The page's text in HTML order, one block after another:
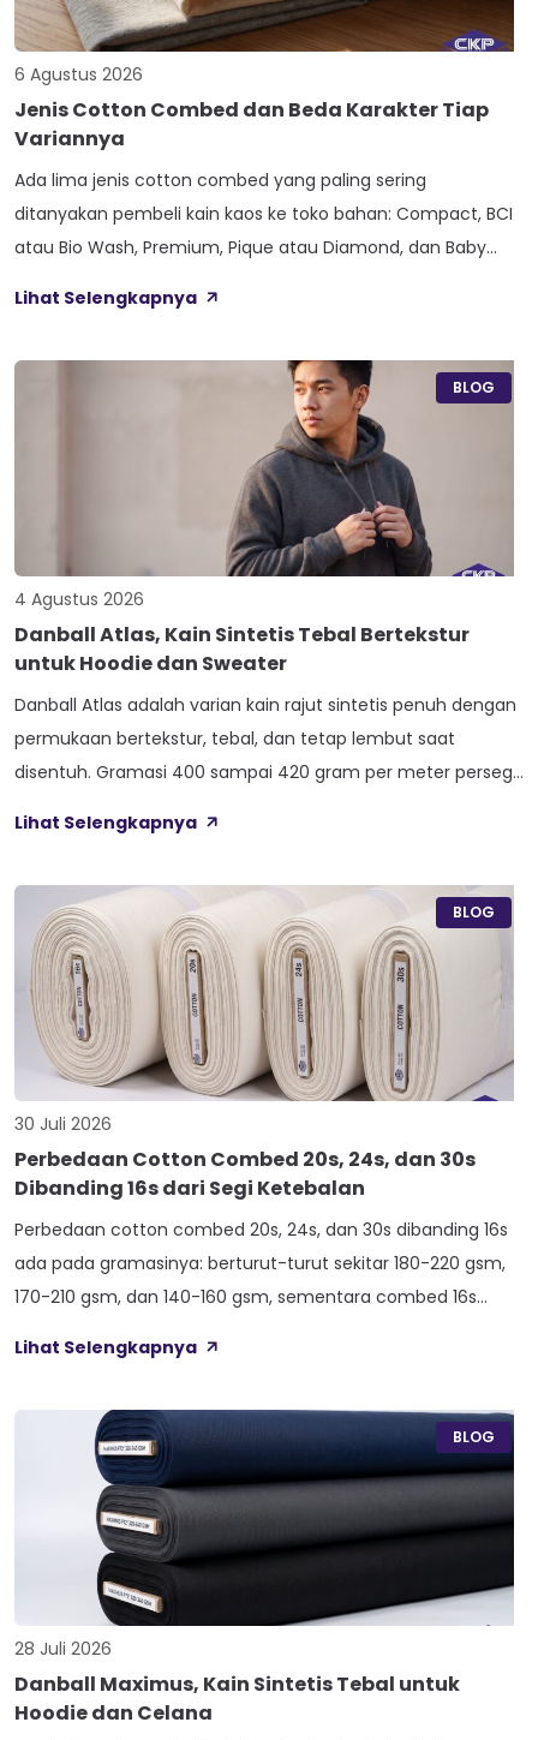
6 Agustus 2026
Jenis Cotton Combed dan Beda Karakter Tiap
Variannya
Ada lima jenis cotton combed yang paling sering
ditanyakan pembeli kain kaos ke toko bahan: Compact, BCI
atau Bio Wash, Premium, Pique atau Diamond, dan Baby
benang atau jenis rajutan, bukan dari angka ketebalan
Lihat Selengkapnya
BLOG
4 Agustus 2026
Danball Atlas, Kain Sintetis Tebal Bertekstur
untuk Hoodie dan Sweater
Danball Atlas adalah varian kain rajut sintetis penuh dengan
permukaan bertekstur, tebal, dan tetap lembut saat
disentuh. Gramasi 400 sampai 420 gram per meter persegi,
Anti Bacterial, dan Anti Kusut, membuat kain ini pas untuk
Nama Atlas boleh jadi belum […]
Lihat Selengkapnya
BLOG
30 Juli 2026
Perbedaan Cotton Combed 20s, 24s, dan 30s
Dibanding 16s dari Segi Ketebalan
Perbedaan cotton combed 20s, 24s, dan 30s dibanding 16s
ada pada gramasinya: berturut-turut sekitar 180-220 gsm,
170-210 gsm, dan 140-160 gsm, sementara combed 16s
satu kaos terasa berat dan kokoh, sedangkan kaos lain
konveksi baru tertukar […]
Lihat Selengkapnya
BLOG
28 Juli 2026
Danball Maximus, Kain Sintetis Tebal untuk
Hoodie dan Celana